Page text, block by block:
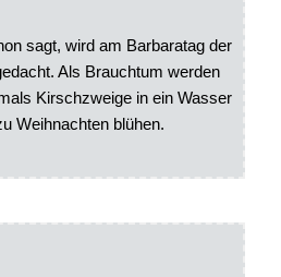
sagt, wird am Barbaratag der
Als Brauchtum werden
Kirschzweige in ein Wasser
Weihnachten blühen.